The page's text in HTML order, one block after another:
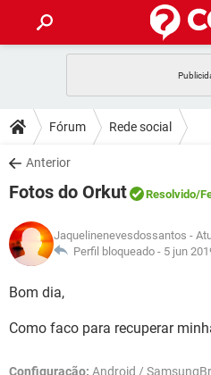
CELULAR
OUTLOOK
INSTAGRAM
GUIA DE COMPRAS
DICAS
JOGOS
INSTAGRAM
GUIA DE COMPRAS
DOWNLOADS
JOGOS
CELULAR
OUTLOOK
INSTAGRAM
JOGOS
CELULAR
OUTLOOK
INSTAGRAM
GLOSSÁRIO
JOGOS
Fórum Rede social
Anterior
Fotos do Orkut Resolvido/
Jaquelinenevesdossantos -
Perfil bloqueado - 5 jun
Bom dia,
Como faco para recuperar
Configuração: Android /